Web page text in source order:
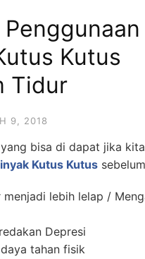
Kutus
Tidur
9, 2018
bisa di dapat jika
Kutus Kutus
lebih lelap /
Depresi
tahan fisik